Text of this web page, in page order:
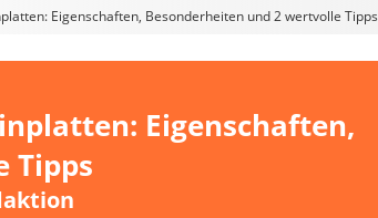
Eigenschaften, Besonderheiten und 2 wertvolle Tipps
Eigenschaften,
Tipps